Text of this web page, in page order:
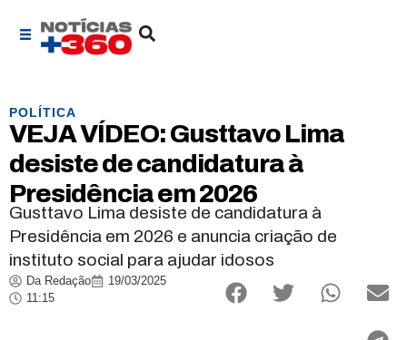
POLÍTICA
VEJA VÍDEO: Gusttavo Lima
desiste de candidatura à
Presidência em 2026
Gusttavo Lima desiste de candidatura à
Presidência em 2026 e anuncia criação de
instituto social para ajudar idosos
Da Redação
19/03/2025
11:15